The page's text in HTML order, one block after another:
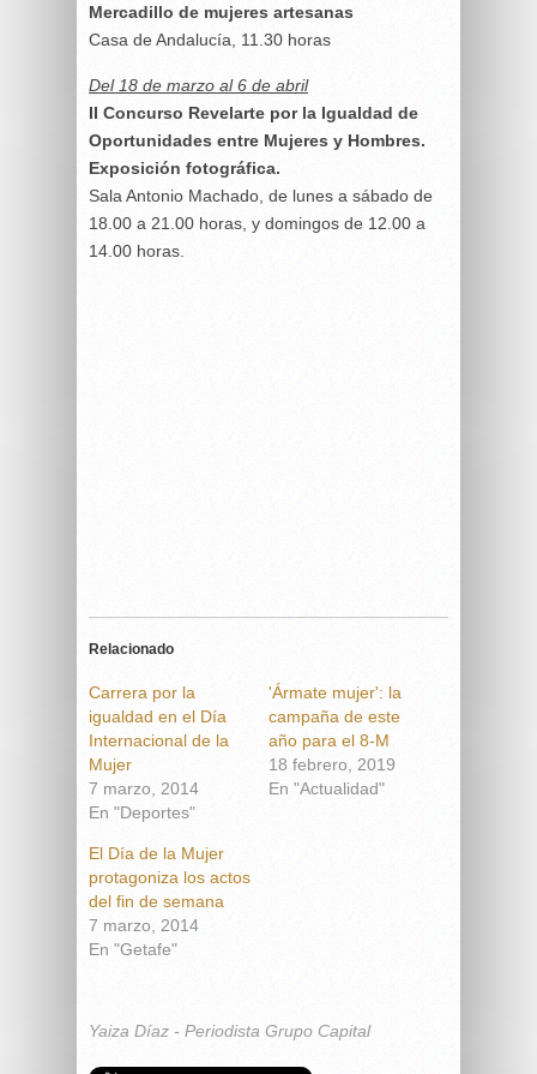
Mercadillo de mujeres artesanas
Casa de Andalucía, 11.30 horas
Del 18 de marzo al 6 de abril
II Concurso Revelarte por la Igualdad de
Oportunidades entre Mujeres y Hombres.
Exposición fotográfica.
Sala Antonio Machado, de lunes a sábado de
18.00 a 21.00 horas, y domingos de 12.00 a
14.00 horas.
Relacionado
Carrera por la
igualdad en el Día
Internacional de la
Mujer
7 marzo, 2014
En "Deportes"
'Ármate mujer': la
campaña de este
año para el 8-M
18 febrero, 2019
En "Actualidad"
El Día de la Mujer
protagoniza los actos
del fin de semana
7 marzo, 2014
En "Getafe"
Yaiza Díaz - Periodista Grupo Capital